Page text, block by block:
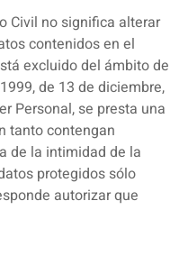
Civil no significa alterar
contenidos en el
excluido del ámbito de
de 13 de diciembre,
Personal, se presta una
tanto contengan
de la intimidad de la
protegidos sólo
autorizar que